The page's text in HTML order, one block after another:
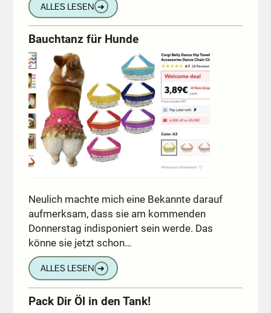
ALLES LESEN ➔
Bauchtanz für Hunde
Neulich machte mich eine Bekannte darauf
aufmerksam, dass sie am kommenden
Donnerstag indisponiert sein werde. Das
könne sie jetzt schon…
ALLES LESEN ➔
Pack Dir Öl in den Tank!